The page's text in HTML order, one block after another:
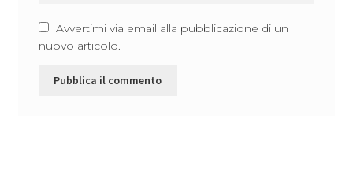
Avvertimi via email alla pubblicazione di un
nuovo articolo.